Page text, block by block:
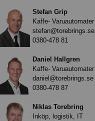
Stefan Grip
Kaffe- Varuautomater
stefan@torebrings.se
0380-478 81
Daniel Hallgren
Kaffe- Varuautomater
daniel@torebrings.se
0380-478 87
Niklas Torebring
Inköp, logistik, IT